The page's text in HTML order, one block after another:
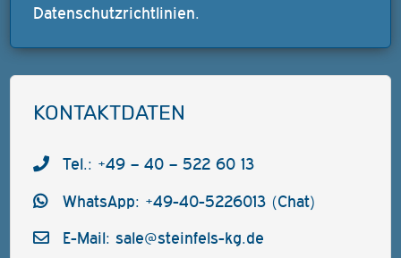
Datenschutzrichtlinien.
KONTAKTDATEN
Tel.: +49 – 40 – 522 60 13
WhatsApp: +49-40-5226013 (Chat)
E-Mail: sale@steinfels-kg.de